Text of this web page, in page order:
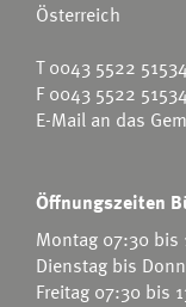
Österreich
T0043 5522
F 0043 5522
E-Mail an das
Öffnungszeiten
Montag 07:30 bis
Dienstag bis
Freitag 07:30 bis